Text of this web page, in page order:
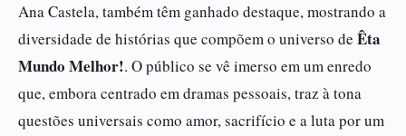
Ana Castela, também têm ganhado destaque, mostrando a
diversidade de histórias que compõem o universo de Êta
Mundo Melhor!. O público se vê imerso em um enredo
que, embora centrado em dramas pessoais, traz à tona
questões universais como amor, sacrifício e a luta por um